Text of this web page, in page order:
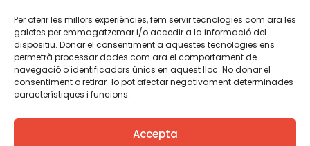
Per oferir les millors experiències, fem servir tecnologies com ara les
galetes per emmagatzemar i/o accedir a la informació del
dispositiu. Donar el consentiment a aquestes tecnologies ens
permetrà processar dades com ara el comportament de
navegació o identificadors únics en aquest lloc. No donar el
consentiment o retirar-lo pot afectar negativament determinades
característiques i funcions.
Accepta
TWT YTB IG FB IN
Avís legalPolítica de cookies
Creiem que el coneixement s’ha de compartir. Per això
fem servir una llicència Creative Commons, llevat que en